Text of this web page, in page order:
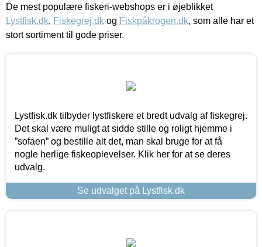
De mest populære fiskeri-webshops er i øjeblikket
Lystfisk.dk, Fiskegrej.dk og Fiskpåkrogen.dk, som alle har et
stort sortiment til gode priser.
Lystfisk.dk tilbyder lystfiskere et bredt udvalg af fiskegrej.
Det skal være muligt at sidde stille og roligt hjemme i
”sofaen” og bestille alt det, man skal bruge for at få
nogle herlige fiskeoplevelser. Klik her for at se deres
udvalg.
Se udvalget på Lystfisk.dk